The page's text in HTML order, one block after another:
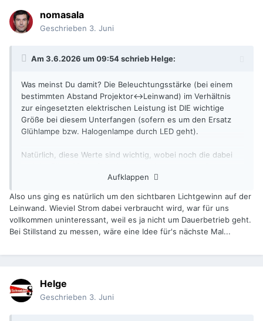
nomasala
Geschrieben 3. Juni
Am 3.6.2026 um 09:54 schriebHelge:
Was meinst Du damit? Die Beleuchtungsstärke (bei einem
bestimmten Abstand Projektor<->Leinwand) im Verhältnis
zur eingesetzten elektrischen Leistung ist DIE wichtige
Größe bei diesem Unterfangen (sofern es um den Ersatz
Glühlampe bzw. Halogenlampe durch LED geht).
Natürlich, diese Werte sind wichtig, wobei noch die dabei
Welches Lux-Meter war das denn? Am Ende wäre eine
denn das ist der Wert, den das Auge "misst".
Um zusätzliche Informationen zu gewinnen, wäre evtl. eine
Messung bei Stillstand eine Idee (also ohne Flügelblende,
bzw. bei dauerleuchtender LED)...?
Aufklappen
Also uns ging es natürlich um den sichtbaren Lichtgewinn auf der
Leinwand. Wieviel Strom dabei verbraucht wird, war für uns
vollkommen uninteressant, weil es ja nicht um Dauerbetrieb geht.
Bei Stillstand zu messen, wäre eine Idee für's nächste Mal...
Helge
Geschrieben 3. Juni